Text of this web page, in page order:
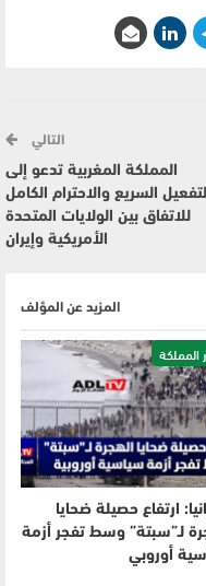
التالي
المملكة المغربية تدعو إلى
التفعيل السريع والاحترام الكامل
للاتفاق بين الولايات المتحدة
الأمريكية وإيران
المزيد عن المؤلف
المملكة
ارتفاع حصيلة ضحايا
لـ”سبتة” وسط تفجر أزمة
أوروبي